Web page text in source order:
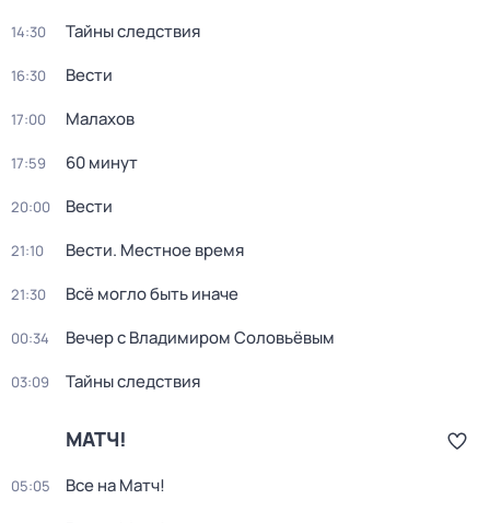
14:30 Тайны следствия
16:30 Вести
17:00 Малахов
17:59 60 минут
20:00 Вести
21:10 Вести. Местное время
21:30 Всё могло быть иначе
00:34 Вечер с Владимиром Соловьёвым
03:09 Тайны следствия
МАТЧ!
05:05 Все на Матч!